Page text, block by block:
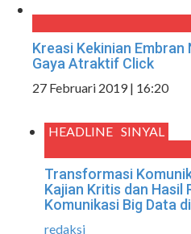
Kreasi Kekinian
Gaya Atraktif Click
27 Februari 2019 | 16:20
HEADLINE SINYAL
Transformasi
Kajian Kritis dan Hasil
Komunikasi Big Data
redaksi